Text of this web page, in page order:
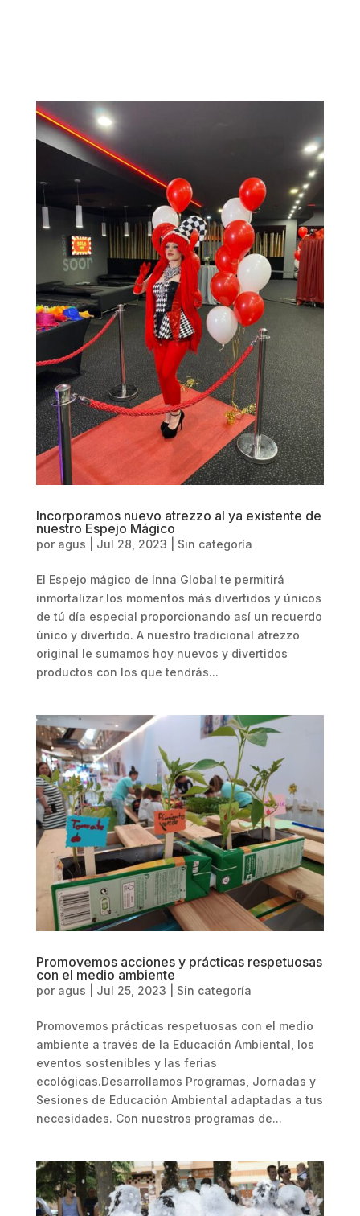
Incorporamos nuevo atrezzo al ya existente de
nuestro Espejo Mágico
por agus Jul 28, 2023 Sin categoría
El Espejo mágico de Inna Global te permitirá
inmortalizar los momentos más divertidos y únicos
de tú día especial proporcionando así un recuerdo
único y divertido. A nuestro tradicional atrezzo
original le sumamos hoy nuevos y divertidos
productos con los que tendrás...
Promovemos acciones y prácticas respetuosas
con el medio ambiente
por agus Jul 25, 2023 Sin categoría
Promovemos prácticas respetuosas con el medio
ambiente a través de la Educación Ambiental, los
eventos sostenibles y las ferias
ecológicas.Desarrollamos Programas, Jornadas y
Sesiones de Educación Ambiental adaptadas a tus
necesidades. Con nuestros programas de...